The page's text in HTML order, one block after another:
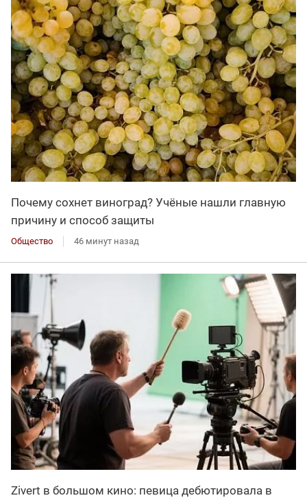
Почему сохнет виноград? Учёные нашли главную
причину и способ защиты
Общество 46 минут назад
Zivert в большом кино: певица дебютировала в